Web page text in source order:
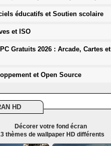
éducatifs et Soutien scolaire
et ISO
Gratuits 2026 : Arcade, Cartes et
et Open Source
HD
Décorer votre fond écran
thèmes de wallpaper HD différents